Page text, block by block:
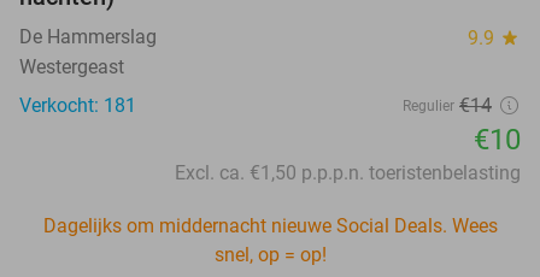
De Hammerslag 9.9 star
Westergeast
Verkocht: 181
Regulier €14
€10
Excl. ca. €1,50 p.p.p.n. toeristenbelasting
Dagelijks om middernacht nieuwe Social Deals. Wees
snel, op = op!